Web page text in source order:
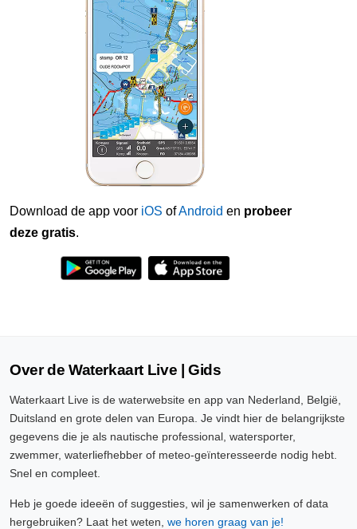
Download de app voor iOS ofAndroid en probeer
deze gratis.
Over de Waterkaart Live | Gids
Waterkaart Live is de waterwebsite en app van Nederland, België,
Duitsland en grote delen van Europa. Je vindt hier de belangrijkste
gegevens die je als nautische professional, watersporter,
zwemmer, waterliefhebber of meteo-geïnteresseerde nodig hebt.
Snel en compleet.
Heb je goede ideeën of suggesties, wil je samenwerken of data
hergebruiken? Laat het weten, we horen graag van je!